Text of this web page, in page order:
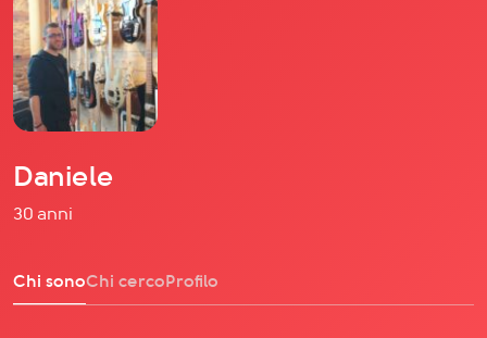
Instagram
TikTok
Daniele
30 anni
Chi sonoChi cercoProfilo